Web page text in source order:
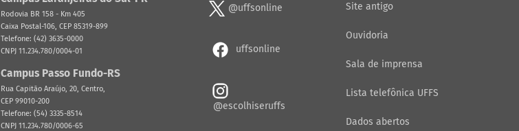
Rodovia BR 158 - Km 405
Caixa Postal-106, CEP 85319-899
Telefone: (42) 3635-0000
CNPJ 11.234.780/0004-01
Campus Passo Fundo-RS
Rua Capitão Araújo, 20, Centro,
CEP 99010-200
Telefone: (54) 3335-8514
CNPJ 11.234.780/0006-65
@uffsonline
uffsonline
@escolhiseruffs
Site antigo
Ouvidoria
Sala de imprensa
Lista telefônica UFFS
Dados abertos